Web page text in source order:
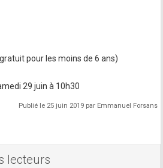
pour les moins de 6 ans)
29 juin à 10h30
Publié le 25 juin 2019 par Emmanuel Forsans
lecteurs